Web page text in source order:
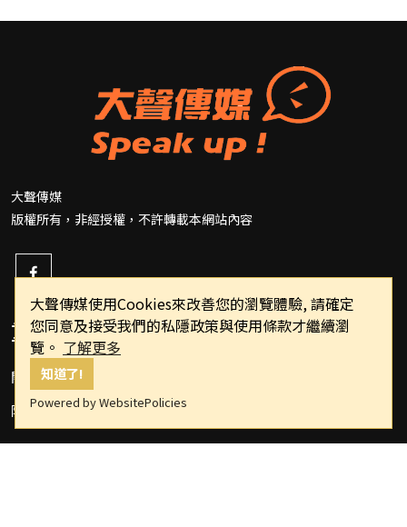
大聲傳媒使用Cookies來改善您的瀏覽體驗, 請確定
您同意及接受我們的私隱政策與使用條款才繼續瀏
覽。 了解更多
知道了!
Powered by WebsitePolicies
大聲傳媒
版權所有，非經授權，不許轉載本網站內容
重要連結
關於我們
隱私權政策